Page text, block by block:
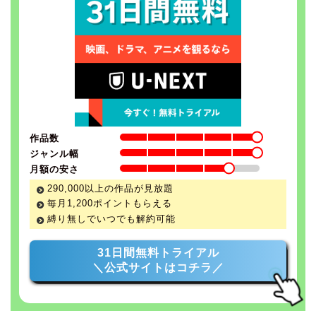
作品数
ジャンル幅
月額の安さ
290,000以上の作品が見放題
毎月1,200ポイントもらえる
縛り無しでいつでも解約可能
31日間無料トライアル
＼公式サイトはコチラ／